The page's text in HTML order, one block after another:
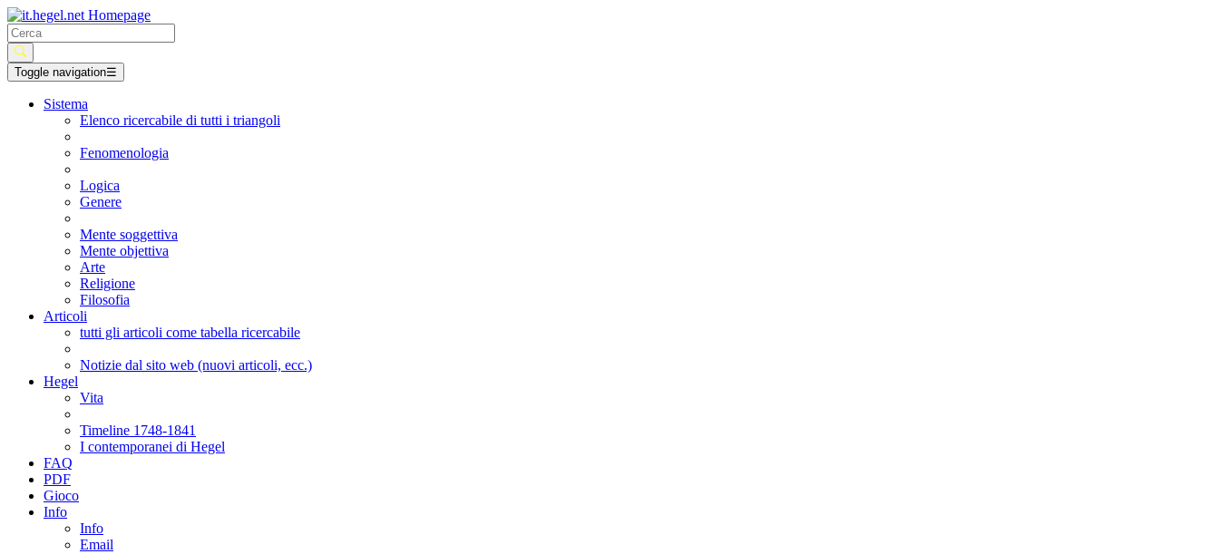
Toggle navigation☰
Sistema
Elenco ricercabile di tutti i triangoli
Fenomenologia
Logica
Genere
Mente soggettiva
Mente objettiva
Arte
Religione
Filosofia
Articoli
tutti gli articoli come tabella ricercabile
Notizie dal sito web (nuovi articoli, ecc.)
Hegel
Vita
Timeline 1748-1841
I contemporanei di Hegel
FAQ
PDF
Gioco
Info
Info
Email